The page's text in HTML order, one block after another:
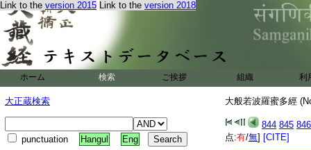
Link to the version 2015 Link to the version 2018
ホーム 検索 ご挨拶 組織 利
大正蔵検索
punctuation Hangul Eng
大般若波羅蜜多經
844 845 846
点:有/無] [CITE]
性。若非自性即是
波羅蜜多。苦聖諦
得。集滅道聖諦皆
得。所以者何。此
波羅蜜多。不應觀
苦聖諦自性空。集
性空。是苦聖諦自
諦自性亦非自性。
蜜多。於此安忍波